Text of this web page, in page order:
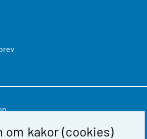
om kakor (cookies)